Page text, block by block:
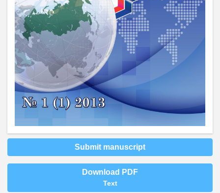
Submit manuscript
Download PDF
Text